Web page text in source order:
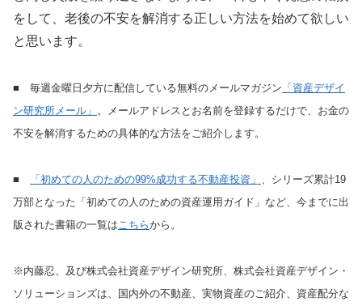
をして、老後の不安を解消する正しい方法を始めて欲しい
と思います。
■ 毎週金曜日夕方に配信している無料のメールマガジン 「資産デザイ
ン研究所メール」 。メールアドレスとお名前を登録するだけで、お金の
不安を解消するための具体的な方法をご紹介します。
■ 「初めての人のための99%成功する不動産投資」
、シリーズ累計19
万部となった「初めての人のための資産運用ガイド」など、今までに出
版された書籍の一覧は こちらから。
※内藤忍、及び株式会社資産デザイン研究所、株式会社資産デザイン・
ソリューションズは、国内外の不動産、実物資産のご紹介、資産配分な